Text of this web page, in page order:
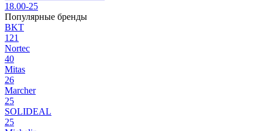
18.00-25
Популярные бренды
BKT
121
Nortec
40
Mitas
26
Marcher
25
SOLIDEAL
25